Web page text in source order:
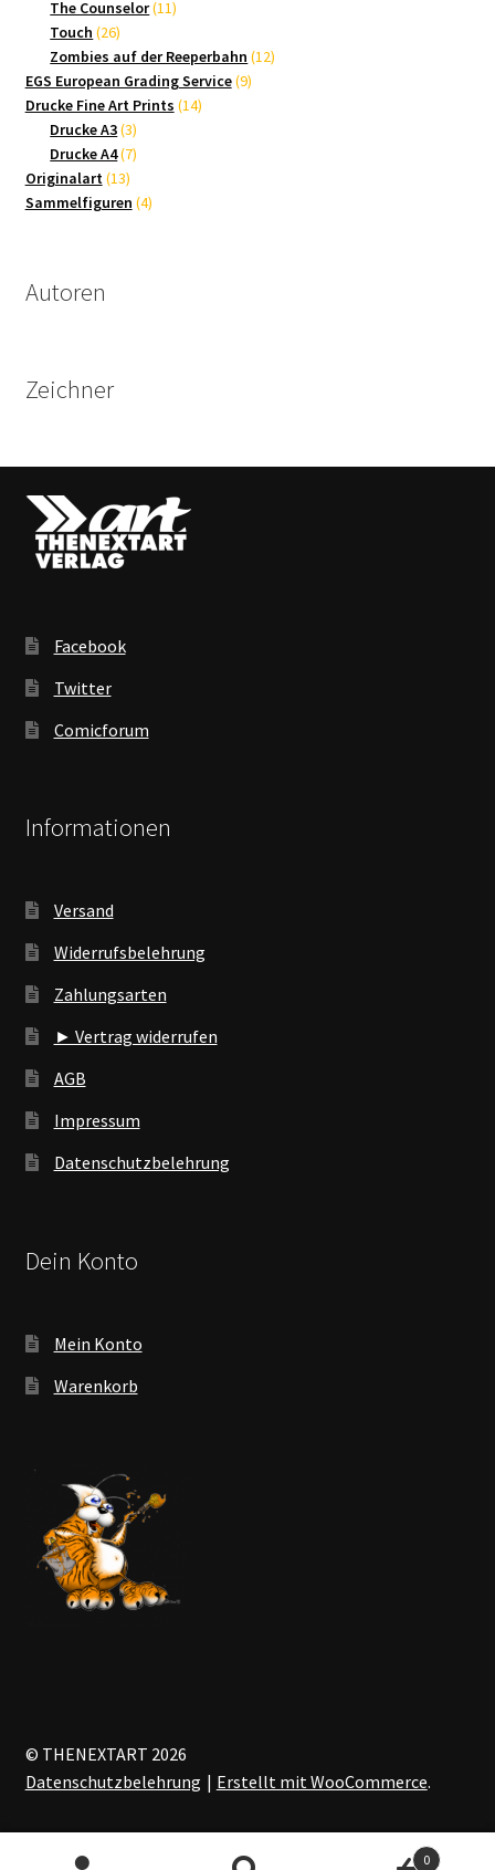
Produkte
The Counselor 1111
Touch 2626
Produkte
Zombies auf der Reeperbahn 1212
EGS European Grading Service 99
Drucke Fine Art Prints 1414
Drucke A3 33
Produkte
Drucke A4 77
Originalart 1313
Produkte
Sammelfiguren 44
Autoren
Zeichner
Facebook
Twitter
Comicforum
Informationen
Versand
Widerrufsbelehrung
Zahlungsarten
► Vertrag widerrufen
AGB
Impressum
Datenschutzbelehrung
Dein Konto
Mein Konto
Warenkorb
© THENEXTART 2026
Datenschutzbelehrung
Erstellt mit WooCommerce.
0